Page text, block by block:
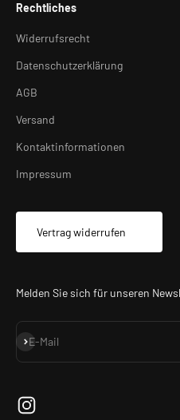
Rechtliches
Widerrufsrecht
Datenschutzerklärung
AGB
Versand
Kontaktinformationen
Impressum
Vertrag widerrufen
Melden Sie sich für unseren
E-Mail
Abonnieren